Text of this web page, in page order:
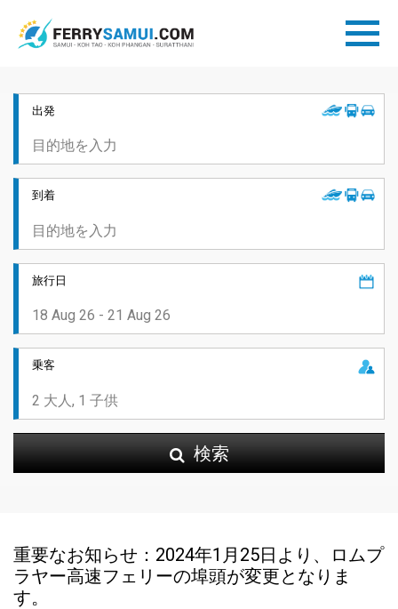
出発
到着
旅行日
乗客
検索
重要なお知らせ：2024年1月25日より、ロムプ
ラヤー高速フェリーの埠頭が変更となりま
す。